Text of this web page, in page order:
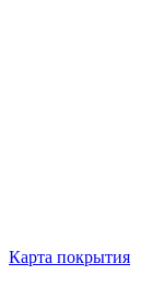
Карта покрытия